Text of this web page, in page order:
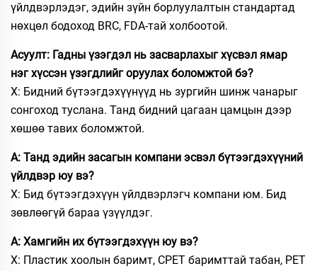
үйлдвэрлэдэг, эдийн зүйн борлуулалтын стандартад
нөхцөл бодоход BRC, FDA-тай холбоотой.
Асуулт: Гадны үзэгдэл нь засварлахыг хүсвэл ямар
нэг хүссэн үзэгдлийг оруулах боломжтой бэ?
Х: Бидний бүтээгдэхүүнүүд нь зургийн шинж чанарыг
сонгоход туслана. Танд бидний цагаан цамцын дээр
хөшөө тавих боломжтой.
А: Танд эдийн засагын компани эсвэл бүтээгдэхүүний
үйлдвэр юу вэ?
Х: Бид бүтээгдэхүүн үйлдвэрлэгч компани юм. Бид
зөвлөөгүй бараа үзүүлдэг.
А: Хамгийн их бүтээгдэхүүн юу вэ?
Х: Пластик хоолын баримт, CPET баримттай табан, PET